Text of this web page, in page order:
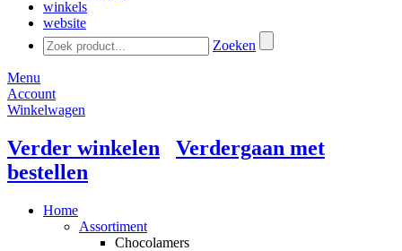
winkels
website
Zoeken
Menu
Account
Winkelwagen
Verder winkelen
Verdergaan met
bestellen
Home
Assortiment
Chocolamers